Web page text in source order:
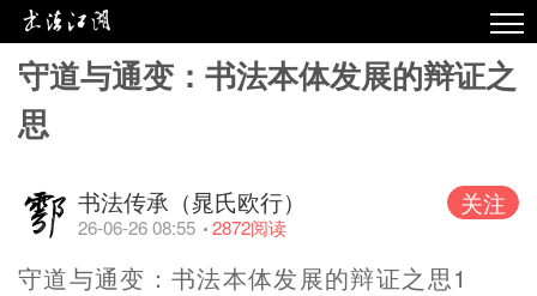
热点
视频
专栏
守道与通变：书法本体发展的辩证之
思
书法传承（晁氏欧行）
26-06-26 08:55 2872阅读
关注
守道与通变：书法本体发展的辩证之思1